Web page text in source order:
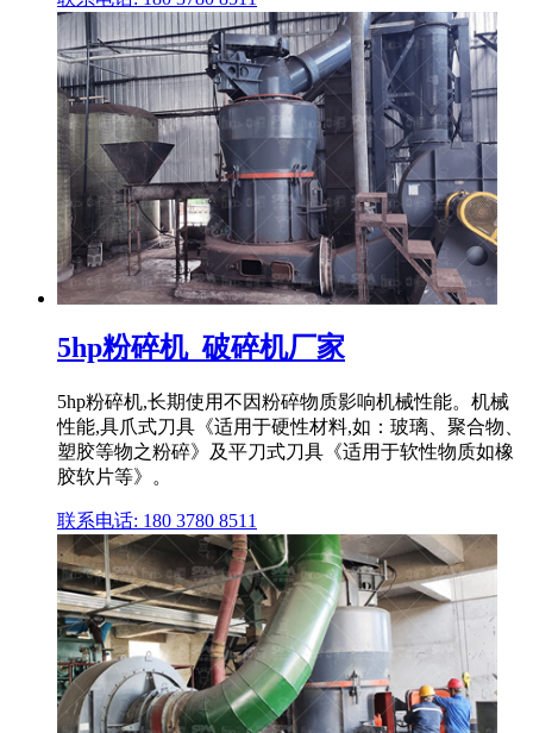
5hp粉碎机_破碎机厂家
5hp粉碎机,长期使用不因粉碎物质影响机械性能。机械
性能,具爪式刀具《适用于硬性材料,如：玻璃、聚合物、
塑胶等物之粉碎》及平刀式刀具《适用于软性物质如橡
胶软片等》。
联系电话: 180 3780 8511